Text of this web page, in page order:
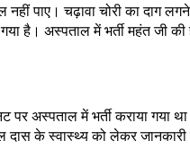
पाए। चढ़ावा चोरी का दाग
अस्पताल में भर्ती महंत जी की
पर अस्पताल में भर्ती कराया गया
के स्वास्थ्य को लेकर